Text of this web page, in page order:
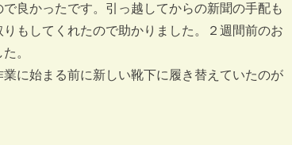
良かったです。引っ越してからの新聞の手配も
もしてくれたので助かりました。２週間前のお
。
に始まる前に新しい靴下に履き替えていたのが